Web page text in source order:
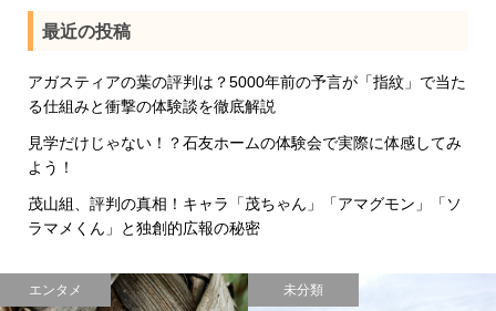
最近の投稿
アガスティアの葉の評判は？5000年前の予言が「指紋」で当た
る仕組みと衝撃の体験談を徹底解説
見学だけじゃない！？石友ホームの体験会で実際に体感してみ
よう！
茂山組、評判の真相！キャラ「茂ちゃん」「アマグモン」「ソ
ラマメくん」と独創的広報の秘密
エンタメ 未分類